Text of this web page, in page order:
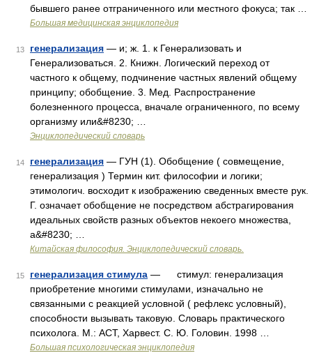
бывшего ранее отграниченного или местного фокуса; так …
Большая медицинская энциклопедия
13 генерализация — и; ж. 1. к Генерализовать и
Генерализоваться. 2. Книжн. Логический переход от
частного к общему, подчинение частных явлений общему
принципу; обобщение. 3. Мед. Распространение
болезненного процесса, вначале ограниченного, по всему
организму или&#8230; …
Энциклопедический словарь
14 генерализация — ГУН (1). Обобщение ( совмещение,
генерализация ) Термин кит. философии и логики;
этимологич. восходит к изображению сведенных вместе рук.
Г. означает обобщение не посредством абстрагирования
идеальных свойств разных объектов некоего множества,
а&#8230; …
Китайская философия. Энциклопедический словарь.
15 генерализация стимула — стимул: генерализация
приобретение многими стимулами, изначально не
связанными с реакцией условной ( рефлекс условный),
способности вызывать таковую. Словарь практического
психолога. М.: АСТ, Харвест. С. Ю. Головин. 1998 …
Большая психологическая энциклопедия